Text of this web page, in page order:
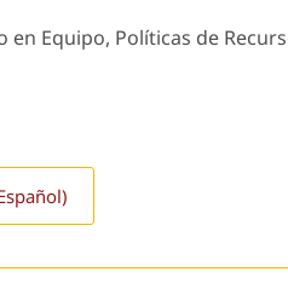
Equipo, Políticas de